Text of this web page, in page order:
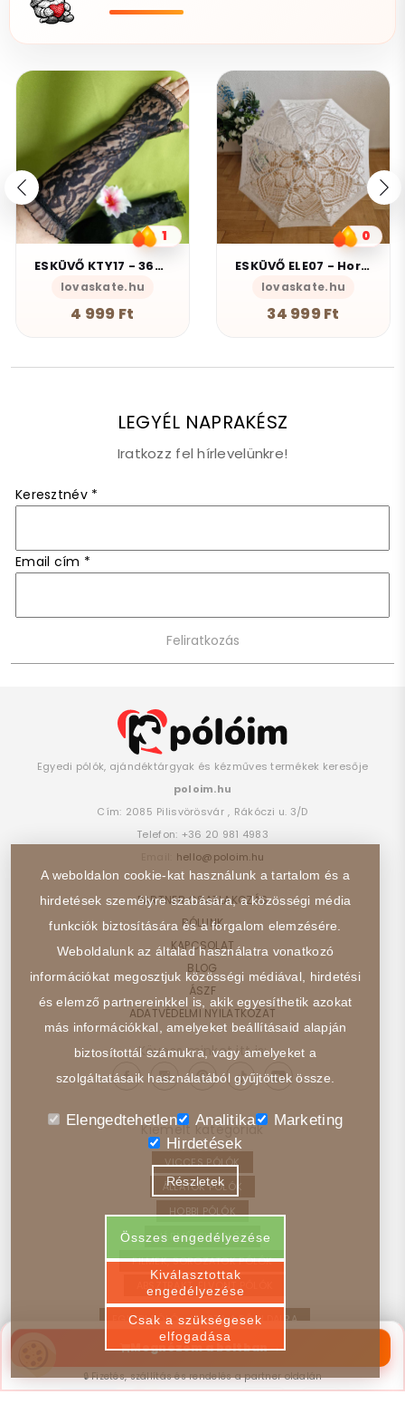
Megnézem a boltban→
🔒 Fizetés, szállítás és rendelés a partner oldalán
1
ESKÜVŐ KTY17 - 36cm-es fekete menyasszonyi csipke kesztyű
lovaskate.hu
4 999 Ft
0
ESKÜVŐ ELE07 - Horgolt törtfehér színű menyasszonyi csipke napernyő
lovaskate.hu
34 999 Ft
LEGYÉL NAPRAKÉSZ
Iratkozz fel hírlevelünkre!
Keresztnév *
Email cím *
Egyedi pólók, ajándéktárgyak és kézműves termékek keresője
poloim.hu
Cím: 2085 Pilisvörösvár , Rákóczi u. 3/D
Telefon: +36 20 981 4983
hello@poloim.hu
PARTNER CSATLAKOZÁS
RÓLUNK
KAPCSOLAT
BLOG
ÁSZF
ADATVÉDELMI NYILATKOZAT
Kövess minket itt is:
Kiemelt kategóriák
VICCES PÓLÓK
ÁLLATOK PÓLÓK
HOBBI PÓLÓK
JÁRMŰVEK PÓLÓK
FILMEK, SOROZATOK PÓLÓK
ABSZTRAKT, ELVONT PÓLÓK
EGYEDI PÓLÓ – VISSZA A FŐOLDALRA
A weboldalon cookie-kat használunk a tartalom és a
hirdetések személyre szabására, a közösségi média
funkciók biztosítására és a forgalom elemzésére.
Weboldalunk az általad használatra vonatkozó
információkat megosztjuk közösségi médiával, hirdetési
és elemző partnereinkkel is, akik egyesíthetik azokat
más információkkal, amelyeket beállításaid alapján
biztosítottál számukra, vagy amelyeket a
szolgáltatásaik használatából gyűjtöttek össze.
Elengedtehetlen Analitika
Marketing
Hirdetések
Részletek
Összes engedélyezése
Kiválasztottak
engedélyezése
Csak a szükségesek
elfogadása